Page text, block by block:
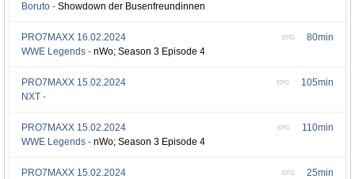
Boruto - Showdown der Busenfreundinnen
80min
EPG
PRO7MAXX 16.02.2024
WWE Legends - nWo; Season 3 Episode 4
105min
EPG
PRO7MAXX 15.02.2024
NXT -
110min
EPG
PRO7MAXX 15.02.2024
WWE Legends - nWo; Season 3 Episode 4
25min
EPG
PRO7MAXX 15.02.2024